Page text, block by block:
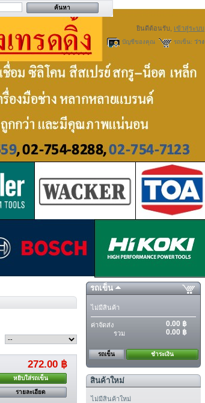
ยินดีต้อนรับ, เข้าสู่ระบบ
รถเข็น: ว่าง
บัญชีของคุณ
272.00 ฿
หยิบใส่รถเข็น
รายละเอียด
รถเข็น
ไม่มีสินค้า
ค่าจัดส่ง 0.00 ฿
รวม 0.00 ฿
รถเข็น ชำระเงิน
สินค้าใหม่
ไม่มีสินค้าใหม่